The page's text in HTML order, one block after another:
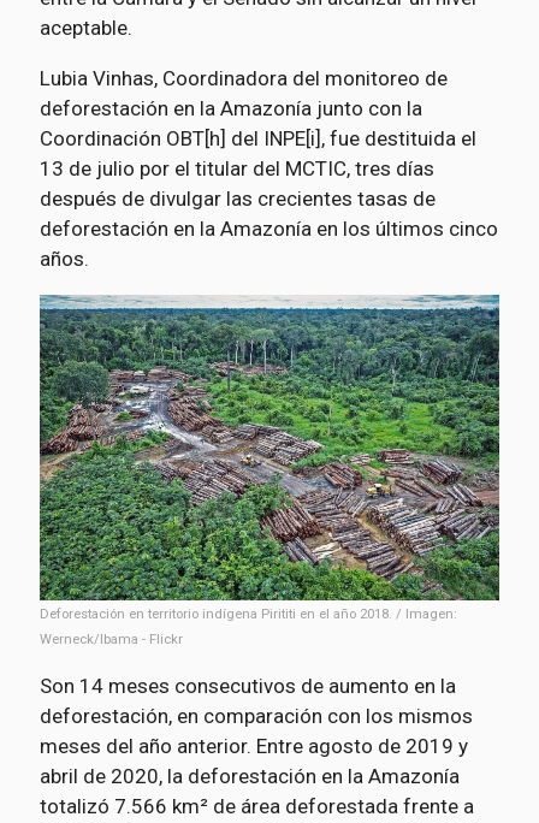
aceptable.
Lubia Vinhas, Coordinadora del monitoreo de
deforestación en la Amazonía junto con la
Coordinación OBT[h] del INPE[i], fue destituida el
13 de julio por el titular del MCTIC, tres días
después de divulgar las crecientes tasas de
deforestación en la Amazonía en los últimos cinco
años.
Deforestación en territorio indígena Pirititi en el año 2018. / Imagen:
Werneck/Ibama - Flickr
Son 14 meses consecutivos de aumento en la
deforestación, en comparación con los mismos
meses del año anterior. Entre agosto de 2019 y
abril de 2020, la deforestación en la Amazonía
totalizó 7.566 km² de área deforestada frente a